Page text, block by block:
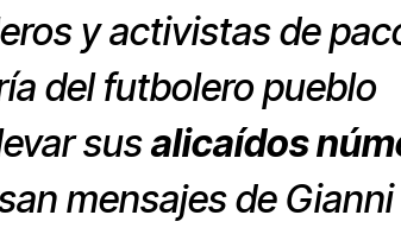
y activistas de
del futbolero pueblo
susalicaídos
mensajes de Gianni